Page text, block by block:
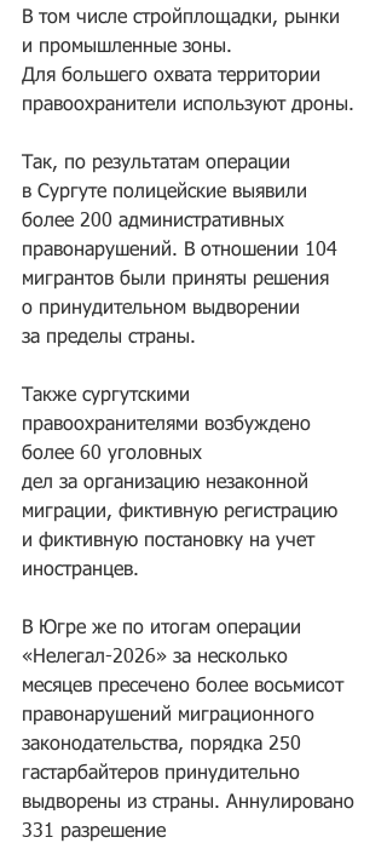
В том числе стройплощадки, рынки
и промышленные зоны.
Для большего охвата территории
правоохранители используют дроны.
Так, по результатам операции
в Сургуте полицейские выявили
более 200 административных
правонарушений. В отношении 104
мигрантов были приняты решения
о принудительном выдворении
за пределы страны.
Также сургутскими
правоохранителями возбуждено
более 60 уголовных
дел за организацию незаконной
миграции, фиктивную регистрацию
и фиктивную постановку на учет
иностранцев.
В Югре же по итогам операции
«Нелегал-2026» за несколько
месяцев пресечено более восьмисот
правонарушений миграционного
законодательства, порядка 250
гастарбайтеров принудительно
выдворены из страны. Аннулировано
331 разрешение